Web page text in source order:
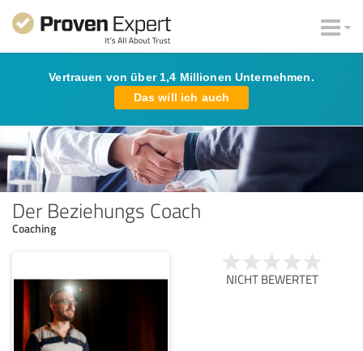
Vertrauen von über 1,4 Millionen Unternehmen.
Das will ich auch
Der Beziehungs Coach
Coaching
NICHT BEWERTET